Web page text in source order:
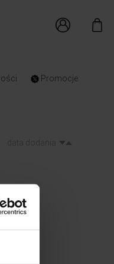
Promocje
data dodania